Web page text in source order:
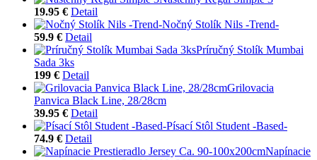
19.95 € Detail
Nočný Stolík Nils -Trend-
59.9 € Detail
Príručný Stolík Mumbai
Sada 3ks
199 € Detail
Grilovacia
Panvica Black Line, 28/28cm
39.95 € Detail
Písací Stôl Student -Based-
74.9 € Detail
Napínacie